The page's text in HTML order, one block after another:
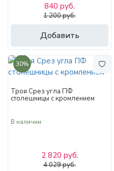
Добавить
840 руб.
1 200 руб.
30%
Троя Срез угла ПФ
столешницы с кромлением
В наличии
2 820 руб.
4 029 руб.